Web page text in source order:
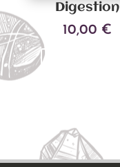
Digestion
10,00 €